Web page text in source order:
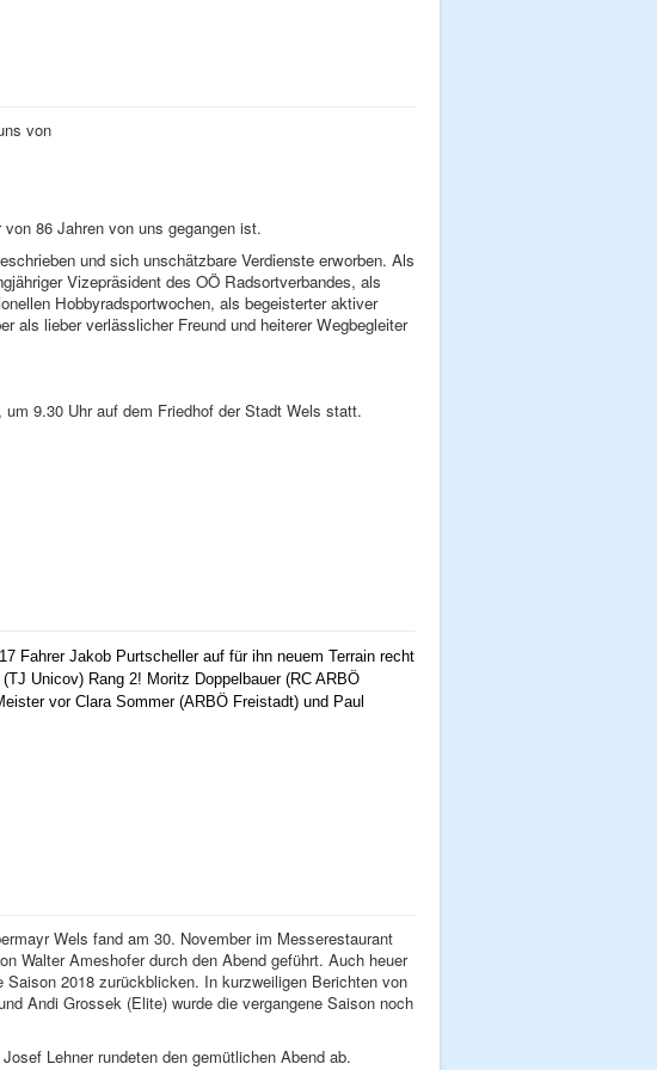
von
86 Jahren von uns gegangen ist.
und sich unschätzbare Verdienste erworben. Als
Vizepräsident des OÖ Radsortverbandes, als
Hobbyradsportwochen, als begeisterter aktiver
als lieber verlässlicher Freund und heiterer Wegbegleiter
9.30 Uhr auf dem Friedhof der Stadt Wels statt.
Fahrer Jakob Purtscheller auf für ihn neuem Terrain recht
Unicov) Rang 2! Moritz Doppelbauer (RC ARBÖ
vor Clara Sommer (ARBÖ Freistadt) und Paul
Wels fand am 30. November im Messerestaurant
Walter Ameshofer durch den Abend geführt. Auch heuer
2018 zurückblicken. In kurzweiligen Berichten von
Andi Grossek (Elite) wurde die vergangene Saison noch
Lehner rundeten den gemütlichen Abend ab.